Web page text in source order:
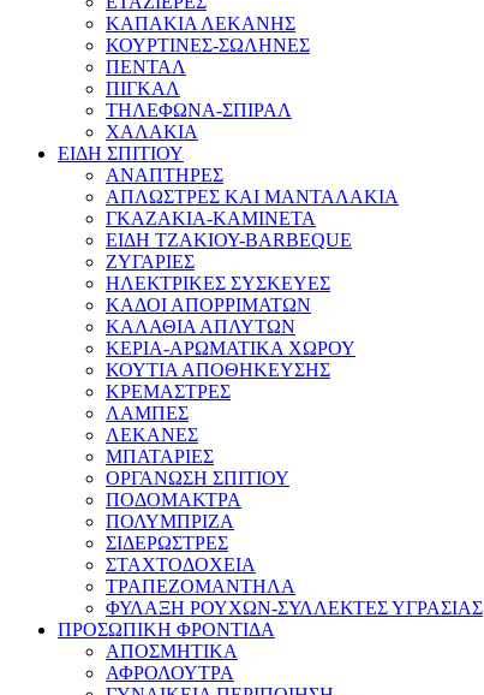
ΚΑΠΑΚΙΑ ΛΕΚΑΝΗΣ
ΚΟΥΡΤΙΝΕΣ-ΣΩΛΗΝΕΣ
ΠΕΝΤΑΛ
ΠΙΓΚΑΛ
ΤΗΛΕΦΩΝΑ-ΣΠΙΡΑΛ
ΧΑΛΑΚΙΑ
ΕΙΔΗ ΣΠΙΤΙΟΥ
ΑΝΑΠΤΗΡΕΣ
ΑΠΛΩΣΤΡΕΣ ΚΑΙ ΜΑΝΤΑΛΑΚΙΑ
ΓΚΑΖΑΚΙΑ-ΚΑΜΙΝΕΤΑ
ΕΙΔΗ ΤΖΑΚΙΟΥ-BARBEQUE
ΖΥΓΑΡΙΕΣ
ΗΛΕΚΤΡΙΚΕΣ ΣΥΣΚΕΥΕΣ
ΚΑΔΟΙ ΑΠΟΡΡΙΜΑΤΩΝ
ΚΑΛΑΘΙΑ ΑΠΛΥΤΩΝ
ΚΕΡΙΑ-ΑΡΩΜΑΤΙΚΑ ΧΩΡΟΥ
ΚΟΥΤΙΑ ΑΠΟΘΗΚΕΥΣΗΣ
ΚΡΕΜΑΣΤΡΕΣ
ΛΑΜΠΕΣ
ΛΕΚΑΝΕΣ
ΜΠΑΤΑΡΙΕΣ
ΟΡΓΑΝΩΣΗ ΣΠΙΤΙΟΥ
ΠΟΔΟΜΑΚΤΡΑ
ΠΟΛΥΜΠΡΙΖΑ
ΣΙΔΕΡΩΣΤΡΕΣ
ΣΤΑΧΤΟΔΟΧΕΙΑ
ΤΡΑΠΕΖΟΜΑΝΤΗΛΑ
ΦΥΛΑΞΗ ΡΟΥΧΩΝ-ΣΥΛΛΕΚΤΕΣ ΥΓΡΑΣΙΑΣ
ΠΡΟΣΩΠΙΚΗ ΦΡΟΝΤΙΔΑ
ΑΠΟΣΜΗΤΙΚΑ
ΑΦΡΟΛΟΥΤΡΑ